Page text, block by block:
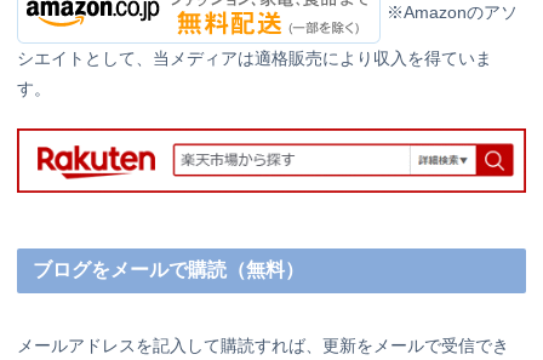
※Amazonのアソ
シエイトとして、当メディアは適格販売により収入を得ていま
す。
ブログをメールで購読（無料）
メールアドレスを記入して購読すれば、更新をメールで受信でき